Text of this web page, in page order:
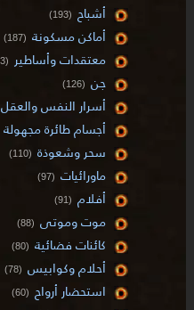
أشباح (193)
أماكن مسكونة (187)
معتقدات وأساطير (173)
جن (126)
أسرار النفس والعقل
أجسام طائرة مجهولة
سحر وشعوذة (110)
ماورائيات (97)
أفلام (91)
موت وموتى (88)
كائنات فضائية (80)
أحلام وكوابيس (78)
استحضار أرواح (60)